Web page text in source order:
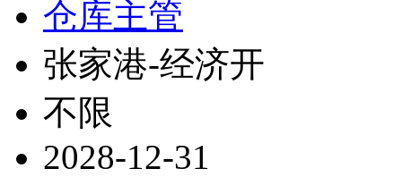
仓库主管
张家港-经济开
不限
2028-12-31